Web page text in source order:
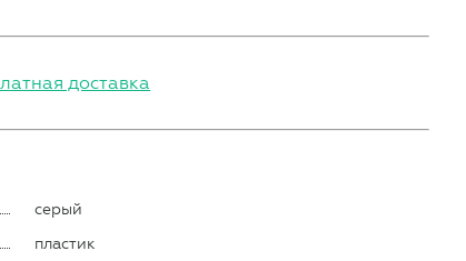
доставка
серый
пластик